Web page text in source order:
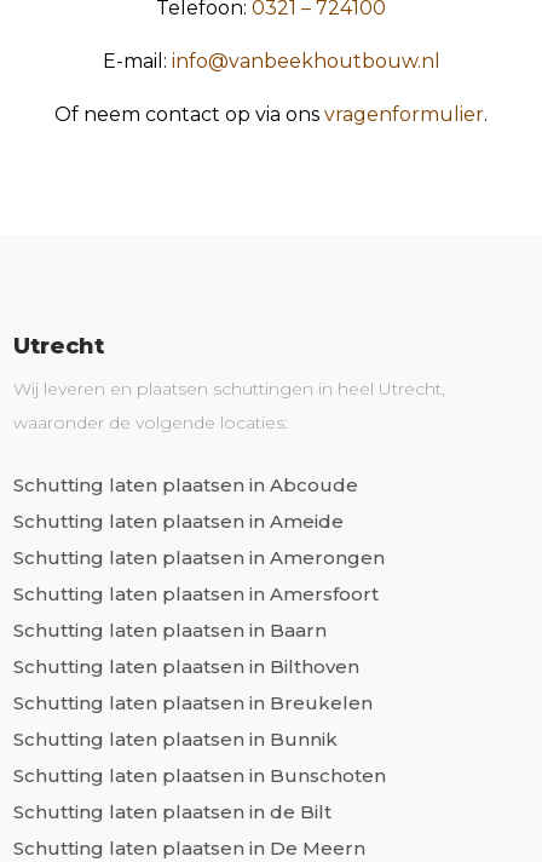
Telefoon: 0321 – 724100
E-mail: info@vanbeekhoutbouw.nl
Of neem contact op via ons vragenformulier.
Utrecht
Wij leveren en plaatsen schuttingen in heel Utrecht,
waaronder de volgende locaties:
Schutting laten plaatsen in Abcoude
Schutting laten plaatsen in Ameide
Schutting laten plaatsen in Amerongen
Schutting laten plaatsen in Amersfoort
Schutting laten plaatsen in Baarn
Schutting laten plaatsen in Bilthoven
Schutting laten plaatsen in Breukelen
Schutting laten plaatsen in Bunnik
Schutting laten plaatsen in Bunschoten
Schutting laten plaatsen in de Bilt
Schutting laten plaatsen in De Meern